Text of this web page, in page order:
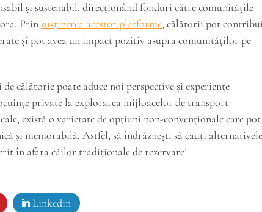
și sustenabil, direcționând fonduri către comunitățile
Prinsusținerea acestor platforme, călătorii pot contribui
și pot avea un impact pozitiv asupra comunităților pe
călătorie poate aduce noi perspective și experiențe
private la explorarea mijloacelor de transport
există o varietate de opțiuni non-convenționale care pot
și memorabilă. Astfel, să îndrăznești să cauți alternativele
în afara căilor tradiționale de rezervare!
Linkedin